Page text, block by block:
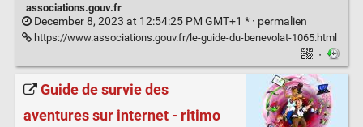
associations.gouv.fr
December 8, 2023 at 12:54:25 PM GMT+1 * · permalien
https://www.associations.gouv.fr/le-guide-du-benevolat-1065.html
·
Guide de survie des
aventures sur internet - ritimo